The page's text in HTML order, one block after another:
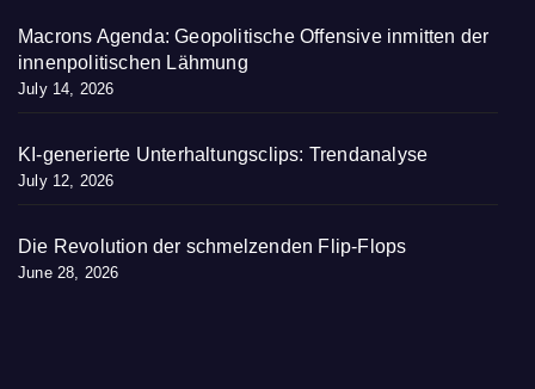
Macrons Agenda: Geopolitische Offensive inmitten der
innenpolitischen Lähmung
July 14, 2026
KI-generierte Unterhaltungsclips: Trendanalyse
July 12, 2026
Die Revolution der schmelzenden Flip-Flops
June 28, 2026